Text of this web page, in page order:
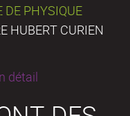
DE PHYSIQUE
HUBERT CURIEN
détail